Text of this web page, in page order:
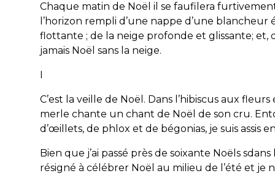
Chaque matin de Noël il se faufilera
l’horizon rempli d’une nappe d’une
flottante ; de la neige profonde et glissante; et,
jamais Noël sans la neige.
C’est la veille de Noël. Dans l’hibiscus aux
merle chante un chant de Noël de son cru.
d’œillets, de phlox et de bégonias, je suis assis
Bien que j’ai passé près de soixante Noëls sdans
résigné à célébrer Noël au milieu de l’été et je